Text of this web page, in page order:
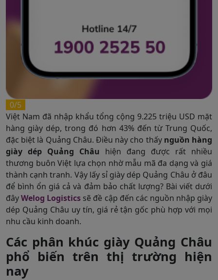
0/5
Việt Nam đã nhập khẩu tổng cộng 9.225 triệu USD mặt
hàng giày dép, trong đó hơn 43% đến từ Trung Quốc,
đặc biệt là Quảng Châu. Điều này cho thấy nguồn hàng
giày dép Quảng Châu hiện đang được rất nhiều
thương buôn Việt lựa chọn nhờ mẫu mã đa dạng và giá
thành cạnh tranh. Vậy lấy sỉ giày dép Quảng Châu ở đâu
để bình ổn giá cả và đảm bảo chất lượng? Bài viết dưới
đâyWelog Logistics sẽ đề cập đến các nguồn nhập giày
dép Quảng Châu uy tín, giá rẻ tận gốc phù hợp với mọi
nhu cầu kinh doanh.
Các phân khúc giày Quảng Châu
phổ biến trên thị trường hiện
nay